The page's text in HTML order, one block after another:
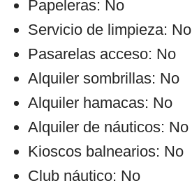
Papeleras: No
Servicio de limpieza: No
Pasarelas acceso: No
Alquiler sombrillas: No
Alquiler hamacas: No
Alquiler de náuticos: No
Kioscos balnearios: No
Club náutico: No